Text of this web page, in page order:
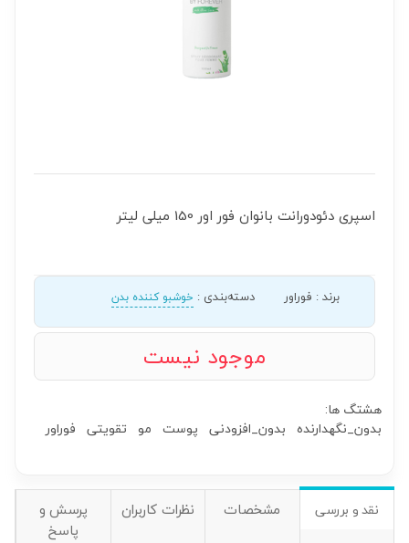
اسپری دئودورانت بانوان فور اور 150 میلی لیتر
برند: فوراور دسته‌بندی : خوشبو کننده بدن
موجود نیست
هشتگ ها:
بدون_نگهدارنده بدون_افزودنی پوست مو تقویتی فوراور
نقد و بررسی مشخصات نظرات کاربران
پرسش و
پاسخ